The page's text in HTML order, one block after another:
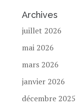
Archives
juillet 2026
mai 2026
mars 2026
janvier 2026
décembre 2025